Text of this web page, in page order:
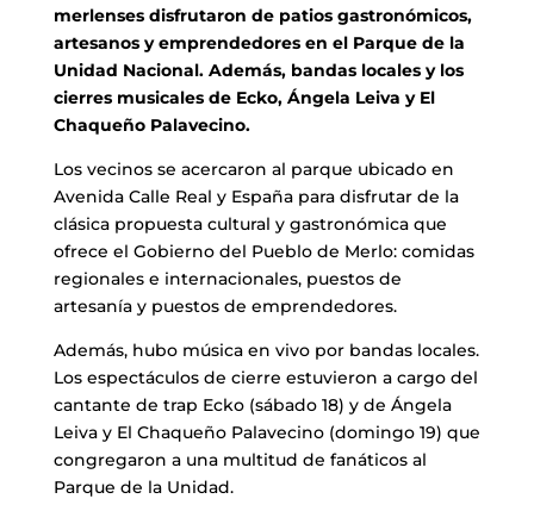
merlenses disfrutaron de patios gastronómicos,
artesanos y emprendedores en el Parque de la
Unidad Nacional. Además, bandas locales y los
cierres musicales de Ecko, Ángela Leiva y El
Chaqueño Palavecino.
Los vecinos se acercaron al parque ubicado en
Avenida Calle Real y España para disfrutar de la
clásica propuesta cultural y gastronómica que
ofrece el Gobierno del Pueblo de Merlo: comidas
regionales e internacionales, puestos de
artesanía y puestos de emprendedores.
Además, hubo música en vivo por bandas locales.
Los espectáculos de cierre estuvieron a cargo del
cantante de trap Ecko (sábado 18) y de Ángela
Leiva y El Chaqueño Palavecino (domingo 19) que
congregaron a una multitud de fanáticos al
Parque de la Unidad.